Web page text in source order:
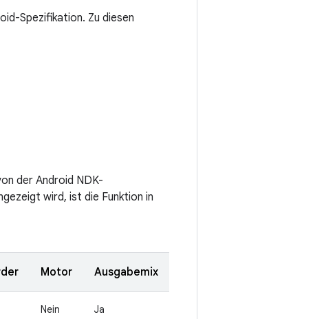
Spezifikation. Zu diesen
der Android NDK-
wird, ist die Funktion in
Motor Ausgabemix
Nein Ja